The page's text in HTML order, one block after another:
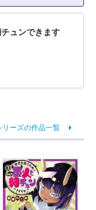
ュンできます
リーズの作品一覧